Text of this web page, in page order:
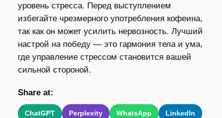
уровень стресса. Перед выступлением
избегайте чрезмерного употребления кофеина,
так как он может усилить нервозность. Лучший
настрой на победу — это гармония тела и ума,
где управление стрессом становится вашей
сильной стороной.
Share at:
ChatGPT Perplexity WhatsApp LinkedIn